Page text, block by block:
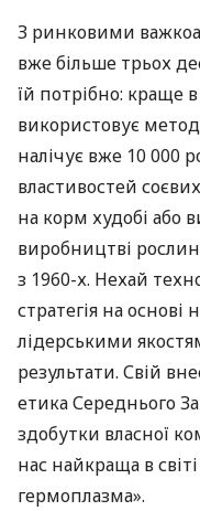
З ринковими
вже більше трьох
їй потрібно: краще в
використовує
налічує вже 10 000
властивостей
на корм худобі або
виробництві
з 1960-х. Нехай
стратегія на
лідерськими
результати. Свій
етика Середнього
здобутки власної
нас найкраща в
гермоплазма».